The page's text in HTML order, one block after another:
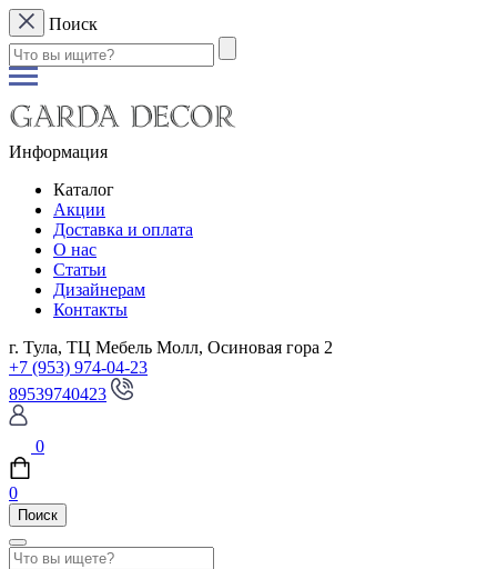
Поиск
Информация
Каталог
Акции
Доставка и оплата
О нас
Статьи
Дизайнерам
Контакты
г. Тула, ТЦ Мебель Молл, Осиновая гора 2
+7 (953) 974-04-23
89539740423
0
0
Поиск